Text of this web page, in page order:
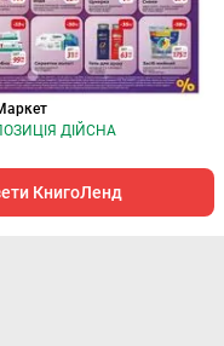
ДІЙСНА
КнигоЛенд